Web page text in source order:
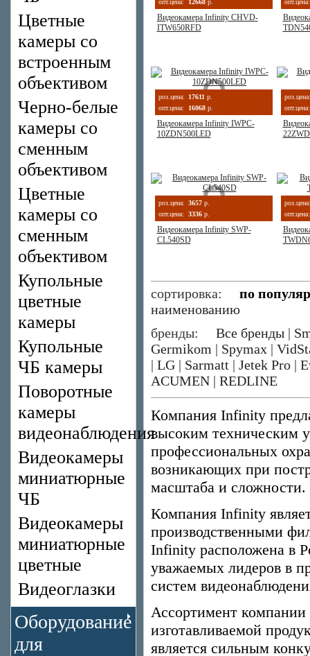
Цветные
камеры со
встроенным
объективом
Черно-белые
камеры со
сменным
объективом
Цветные
камеры со
сменным
объективом
Купольные
цветные
камеры
Купольные
ЧБ камеры
Поворотные
камеры
видеонаблюдения
Видеокамеры
миниатюрные
ЧБ
Видеокамеры
миниатюрные
цветные
Видеоглазки
Оборудование
для
опт.цена:
12668 р.
Видеокамера Infinity CHVD-
ITW650RFD
опт.цена:
роз.цена: 17611 р.
опт.цена:
16068 р.
Видеокамера Infinity IWPC-
10ZDN500LED
роз.цена:
опт.цена:
роз.цена: 3657 р.
опт.цена:
3336 р.
Видеокамера Infinity SWP-
CL540SD
роз.цена:
опт.цена:
сортировка: по
наименованию
бренды: Все бренды |
Germikom | Spymax |
| LG | Sarmatt | Jetek Pro |
ACUMEN | REDLINE
Компания Infinity
высоким техническим
профессиональных
возникающих при
масштаба и сложности.
Компания Infinity
производственными
Infinity расположена в
уважаемых лидеров в
систем
Ассортимент компании
изготавливаемой
является сильным